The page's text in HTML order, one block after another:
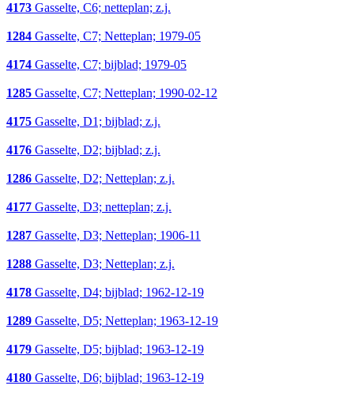
4173 Gasselte, C6; netteplan; z.j.
1284 Gasselte, C7; Netteplan; 1979-05
4174 Gasselte, C7; bijblad; 1979-05
1285 Gasselte, C7; Netteplan; 1990-02-12
4175 Gasselte, D1; bijblad; z.j.
4176 Gasselte, D2; bijblad; z.j.
1286 Gasselte, D2; Netteplan; z.j.
4177 Gasselte, D3; netteplan; z.j.
1287 Gasselte, D3; Netteplan; 1906-11
1288 Gasselte, D3; Netteplan; z.j.
4178 Gasselte, D4; bijblad; 1962-12-19
1289 Gasselte, D5; Netteplan; 1963-12-19
4179 Gasselte, D5; bijblad; 1963-12-19
4180 Gasselte, D6; bijblad; 1963-12-19